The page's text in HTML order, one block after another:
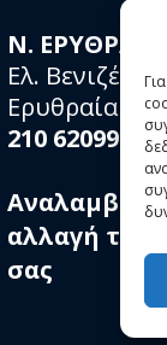
Ν. ΕΡΥΘΡΑΙΑ
Ελ.
Ερυθραία
210 6209900
αλλαγή της
σας